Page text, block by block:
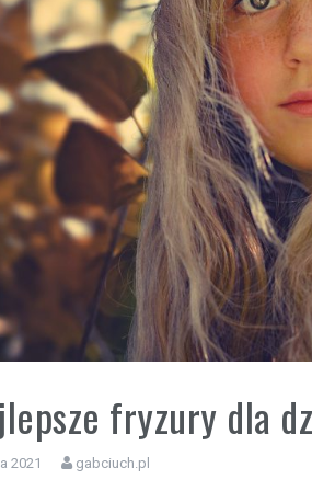
fryzury dla
2021 gabciuch.pl